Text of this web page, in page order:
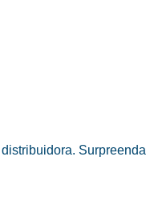
Surpreenda